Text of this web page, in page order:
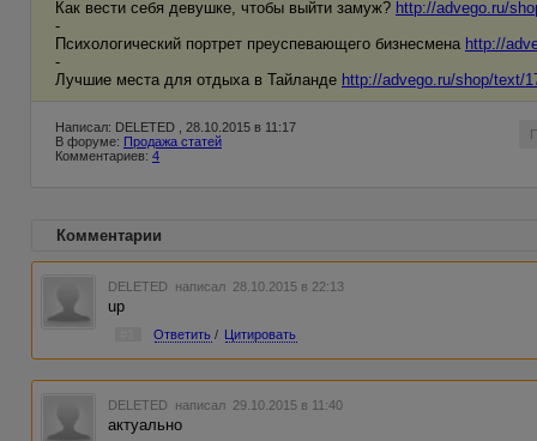
Как вести себя девушке, чтобы выйти замуж? http://advego.ru/
-
Психологический портрет преуспевающего бизнесмена http://
-
Лучшие места для отдыха в Тайланде http://advego.ru/shop/text/
Написал: DELETED , 28.10.2015 в 11:17
В форуме: Продажа статей
Комментариев: 4
Комментарии
DELETED написал 28.10.2015 в 22:13
up
Ответить / Цитировать
DELETED написал 29.10.2015 в 11:40
актуально